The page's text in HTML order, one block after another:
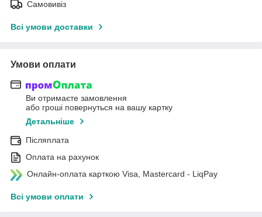
Самовивіз
Всі умови доставки
Умови оплати
Ви отримаєте замовлення
або гроші повернуться на вашу картку
Детальніше
Післяплата
Оплата на рахунок
Онлайн-оплата карткою Visa, Mastercard - LiqPay
Всі умови оплати